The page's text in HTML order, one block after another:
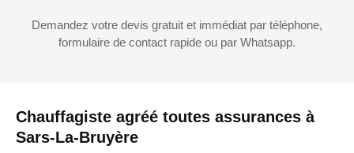
Chauffagiste agréé toutes assurances à
Sars-La-Bruyère
Demandez votre devis gratuit et immédiat par téléphone,
formulaire de contact rapide ou par Whatsapp.